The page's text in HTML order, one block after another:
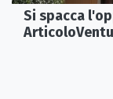
Si spacca